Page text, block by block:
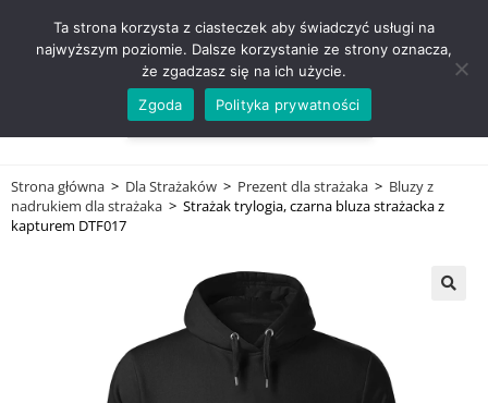
ZADZWOŃ TEL. 600 352 938
Strona główna > Dla Strażaków > Prezent dla strażaka > Bluzy z
nadrukiem dla strażaka > Strażak trylogia, czarna bluza strażacka z
kapturem DTF017
Ta strona korzysta z ciasteczek aby świadczyć usługi na
najwyższym poziomie. Dalsze korzystanie ze strony oznacza,
że zgadzasz się na ich użycie.
Zgoda
Polityka prywatności